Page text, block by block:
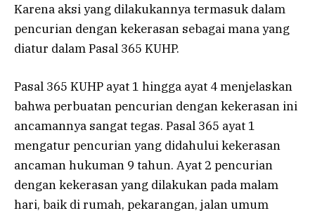
Karena aksi yang dilakukannya termasuk dalam
pencurian dengan kekerasan sebagai mana yang
diatur dalam Pasal 365 KUHP.
Pasal 365 KUHP ayat 1 hingga ayat 4 menjelaskan
bahwa perbuatan pencurian dengan kekerasan ini
ancamannya sangat tegas. Pasal 365 ayat 1
mengatur pencurian yang didahului kekerasan
ancaman hukuman 9 tahun. Ayat 2 pencurian
dengan kekerasan yang dilakukan pada malam
hari, baik di rumah, pekarangan, jalan umum